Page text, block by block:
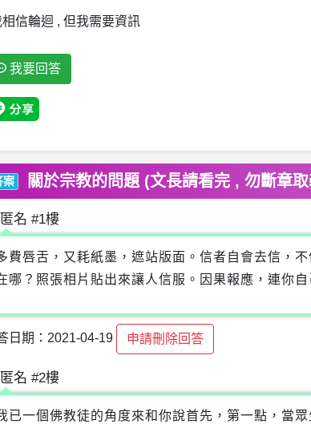
相信輪迴 , 但我需要資訊
我要回答
案 關於宗教的問題 (文長請看完 , 勿斷章
名 #1樓
費唇舌，又耗紙墨，遮站版面。信者自會去信，
哪？照張相片貼出來讓人信服。因果報應，連你
日期：2021-04-19 申請刪除回答
名 #2樓
已一個佛教徒的角度來和你說首先，第一點，當